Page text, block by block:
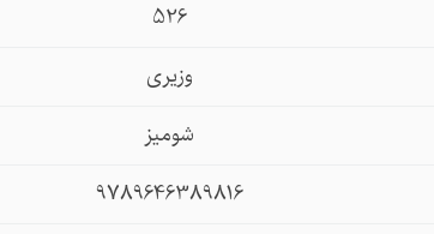
526
وزیری
شومیز
9789646389816